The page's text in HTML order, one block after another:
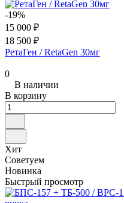
-19%
15 000 ₽
18 500 ₽
РетаГен / RetaGen 30мг
0
В наличии
В корзину
Хит
Советуем
Новинка
Быстрый просмотр